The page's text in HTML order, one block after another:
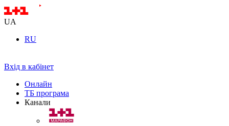
UA
RU
Вхід в кабінет
Онлайн
ТБ програма
Канали